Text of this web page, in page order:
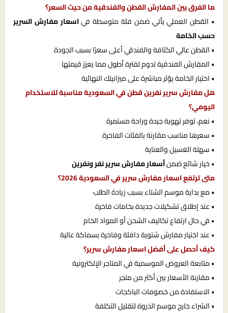
ما الفرق بين المفارش القطن والفندقية من حيث السعر؟
• القطن العملي يأتي ضمن فئة متوسطة فياسعار مفارش السرير
حسب الخامة
• القطن عالي الكثافة والفندقي أعلى سعرًا بسبب الجودة
• المفارش الفندقية تدوم لفترة أطول مما يعزز قيمتها
• اختيار الخامة يؤثر مباشرة على ميزانيتك النهائية
هل مفارش سرير نفرين قطن في السعودية مناسبة للاستخدام
اليومي؟
• نعم، توفر تهوية جيدة وراحة مستمرة
• سعرها مناسب مقارنة بالفئات الفاخرة
• سهلة الغسيل والعناية
• خيار شائع ضمنأسعار مفارش سرير نفر ونفرين
متى ترتفع اسعار مفارش سرير في السعودية 2026؟
• مع بداية موسم الشتاء بسبب زيادة الطلب
• عند إطلاق تشكيلات جديدة بخامات فاخرة
• في حال ارتفاع تكاليف الشحن أو المواد الخام
• عند اختيار مفارش شتوية دافئة وفاخرة بسماكة عالية
كيف أحصل على أفضل اسعار مفارش سرير؟
• متابعة العروض الموسمية في المتاجر الإلكترونية
• مقارنة الأسعار بين أكثر من متجر
• الاستفادة من خصومات الباكجات
• الشراء خارج موسم الذروة لتقليل التكلفة